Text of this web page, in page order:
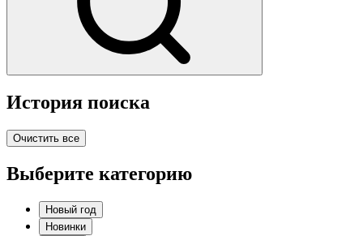
История поиска
Очистить все
Выберите категорию
Новый год
Новинки